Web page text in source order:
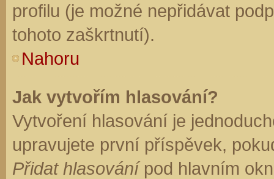
profilu (je možné nepřidávat
tohoto zaškrtnutí).
Nahoru
Jak vytvořím hlasování?
Vytvoření hlasování je
upravujete první příspěvek,
Přidat hlasovánípod hlavním